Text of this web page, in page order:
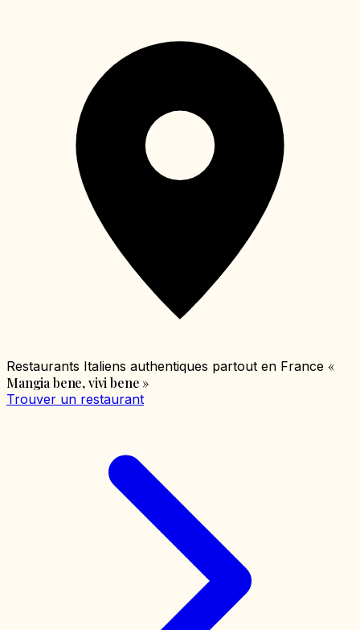
Restaurants Italiens authentiques partout en France «
Mangia bene, vivi bene »
Trouver un restaurant